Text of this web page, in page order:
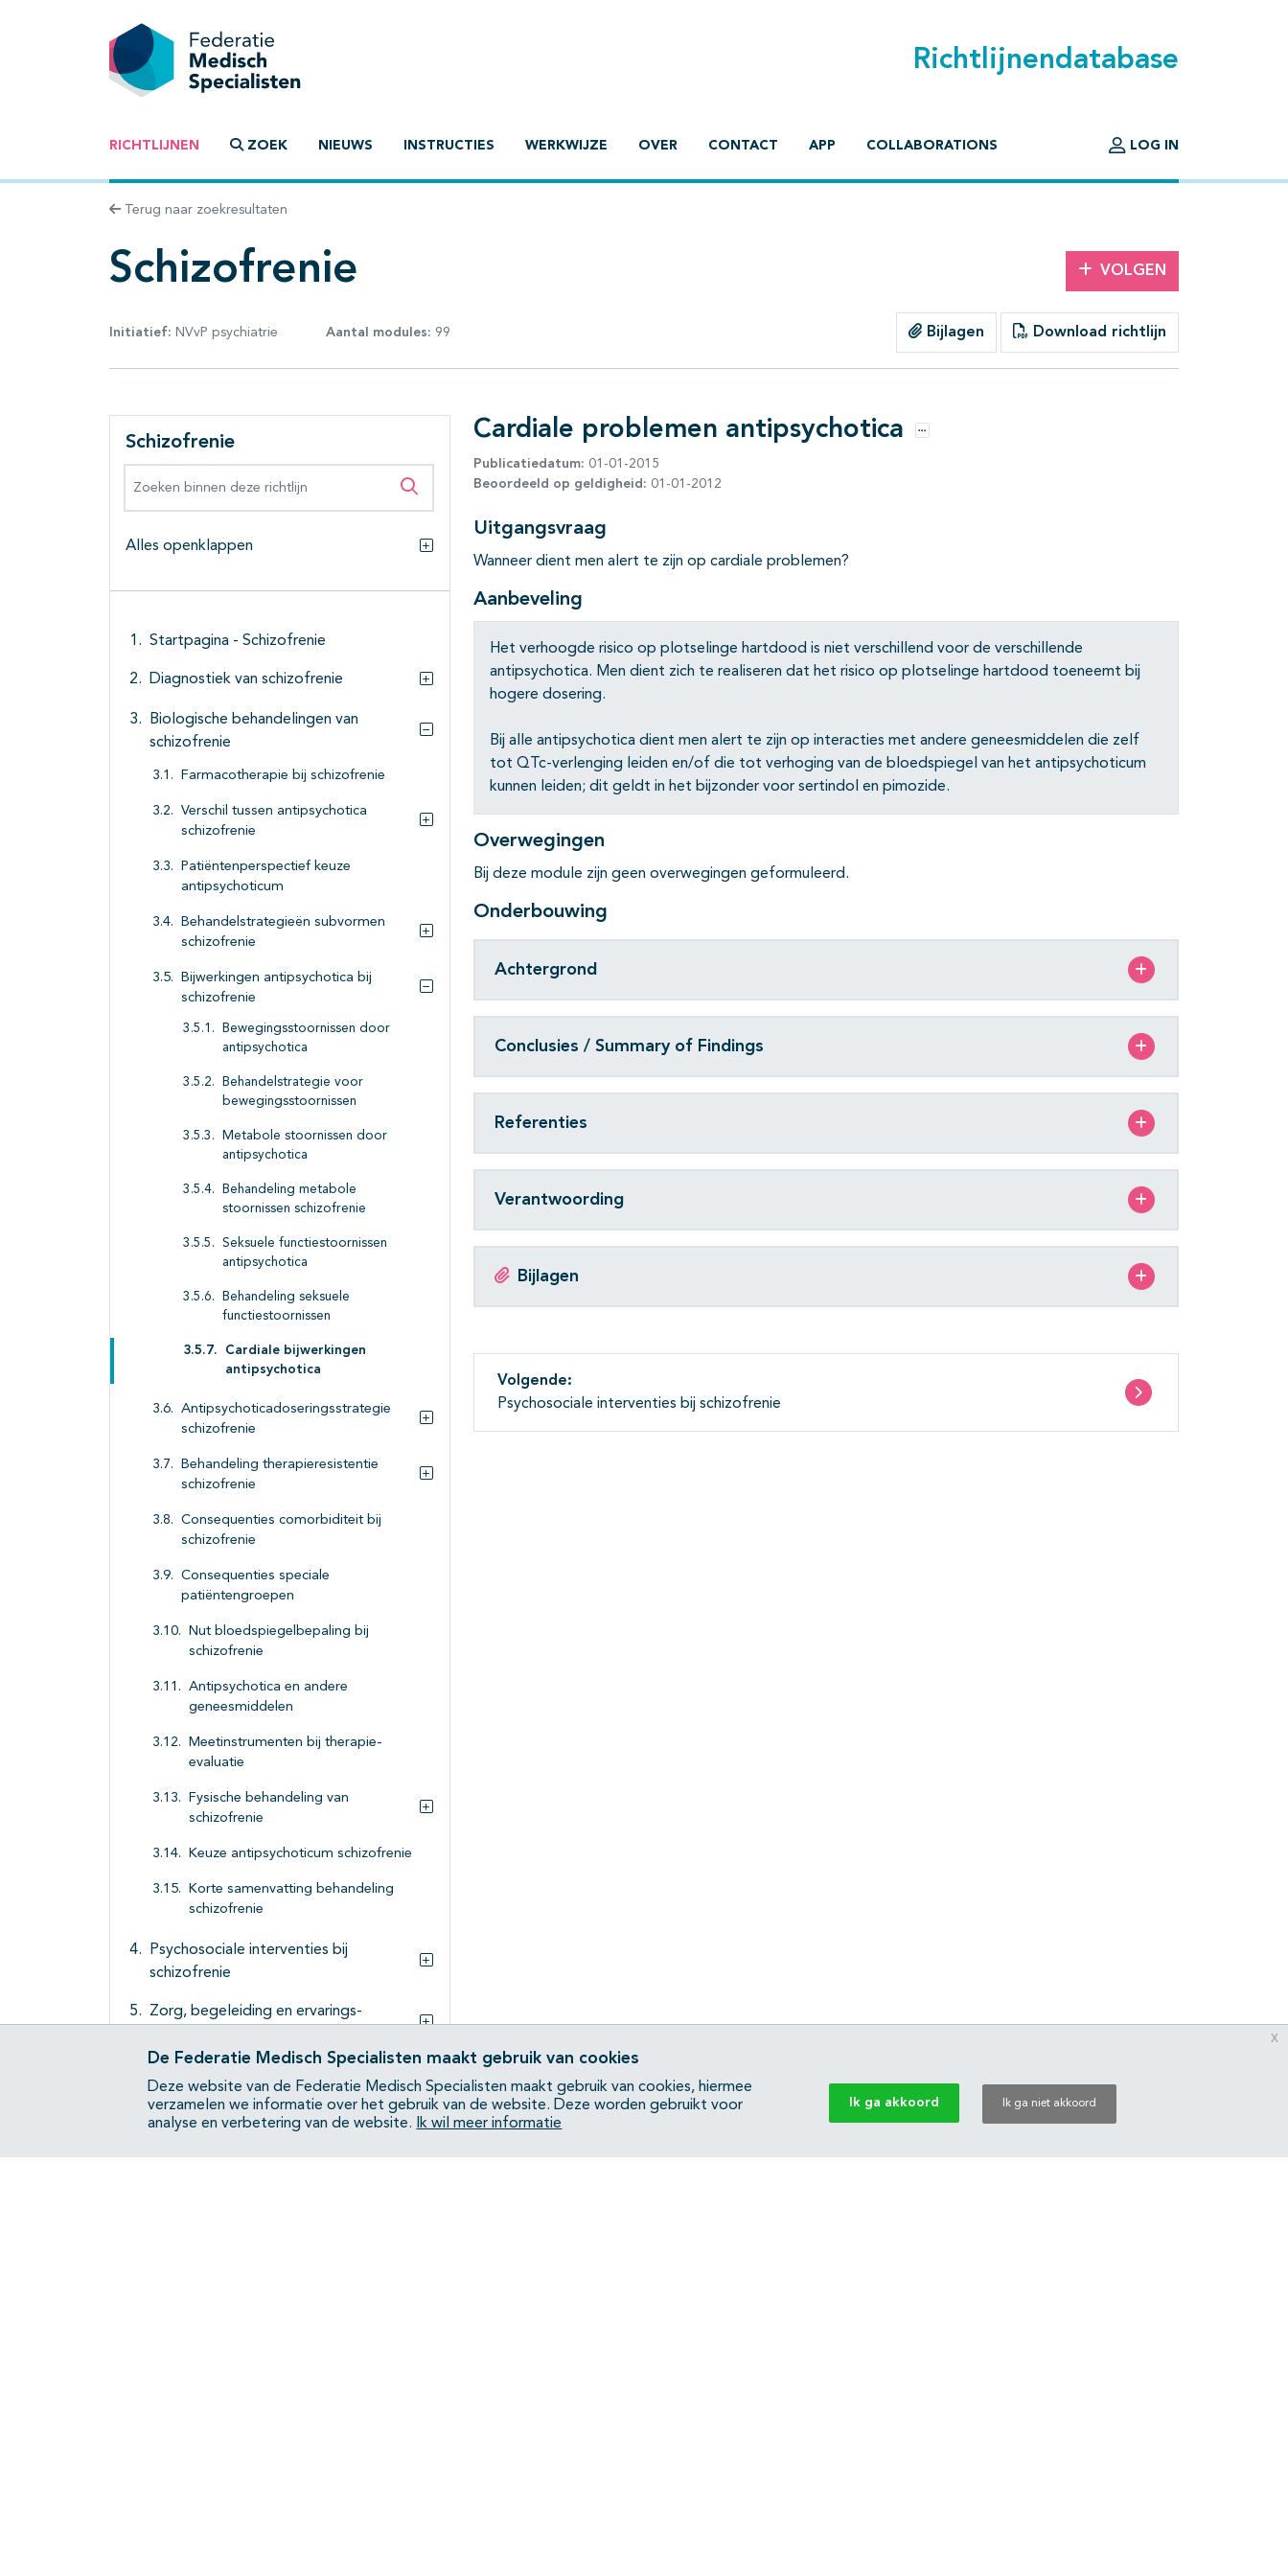
Richtlijnendatabase
RICHTLIJNEN ZOEK NIEUWS INSTRUCTIES WERKWIJZE OVER CONTACT APP COLLABORATIONS LOG IN
Terug naar zoekresultaten
Schizofrenie VOLGEN
Initiatief: NVvP psychiatrie Aantal modules: 99 Bijlagen Download richtlijn
Schizofrenie
Zoeken binnen deze richtlijn
Alles openklappen
Alles openklappen
Startpagina - Schizofrenie
Diagnostiek van schizofrenie
Subpagina's open- en dichtklappen
Biologische behandelingen van
schizofrenie
Subpagina's open- en dichtklappen
Farmacotherapie bij schizofrenie
Verschil tussen antipsychotica
schizofrenie
Subpagina's open- en dichtklappen
Patiëntenperspectief keuze
antipsychoticum
Behandelstrategieën subvormen
schizofrenie
Bijwerkingen antipsychotica bij
schizofrenie
Bewegingsstoornissen door
antipsychotica
Behandelstrategie voor
bewegingsstoornissen
Metabole stoornissen door
antipsychotica
Behandeling metabole
stoornissen schizofrenie
Seksuele functiestoornissen
antipsychotica
Behandeling seksuele
functiestoornissen
Cardiale bijwerkingen
antipsychotica
Antipsychoticadoseringsstrategie
schizofrenie
Behandeling therapieresistentie
schizofrenie
Consequenties comorbiditeit bij
schizofrenie
Consequenties speciale
patiëntengroepen
Nut bloedspiegelbepaling bij
schizofrenie
Antipsychotica en andere
geneesmiddelen
Meetinstrumenten bij therapie-
evaluatie
Fysische behandeling van
schizofrenie
Keuze antipsychoticum schizofrenie
Korte samenvatting behandeling
schizofrenie
Psychosociale interventies bij
schizofrenie
Zorg, begeleiding en ervarings-
rehabilitatie
Subpagina's open- en dichtklappen
Zorgorganisatie bij behandeling
schizofrenie
Cardiale problemen antipsychotica Opties
Publicatiedatum: 01-01-2015
Beoordeeld op geldigheid: 01-01-2012
Uitgangsvraag
Wanneer dient men alert te zijn op cardiale problemen?
Aanbeveling
Het verhoogde risico op plotselinge hartdood is niet verschillend voor de verschillende
antipsychotica. Men dient zich te realiseren dat het risico op plotselinge hartdood toeneemt bij
hogere dosering.
Bij alle antipsychotica dient men alert te zijn op interacties met andere geneesmiddelen die zelf
tot QTc-verlenging leiden en/of die tot verhoging van de bloedspiegel van het antipsychoticum
kunnen leiden; dit geldt in het bijzonder voor sertindol en pimozide.
Overwegingen
Bij deze module zijn geen overwegingen geformuleerd.
Onderbouwing
Achtergrond
Conclusies / Summary of Findings
Referenties
Verantwoording
Bijlagen
Volgende:
Psychosociale interventies bij schizofrenie
De Federatie Medisch Specialisten maakt gebruik van cookies
Deze website van de Federatie Medisch Specialisten maakt gebruik van cookies, hiermee
verzamelen we informatie over het gebruik van de website. Deze worden gebruikt voor
analyse en verbetering van de website.
Ik wil meer informatie
Ik ga akkoord Ik ga niet akkoord
x